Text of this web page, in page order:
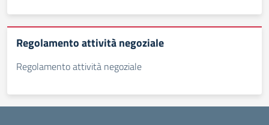
Regolamento attività negoziale
Regolamento attività negoziale